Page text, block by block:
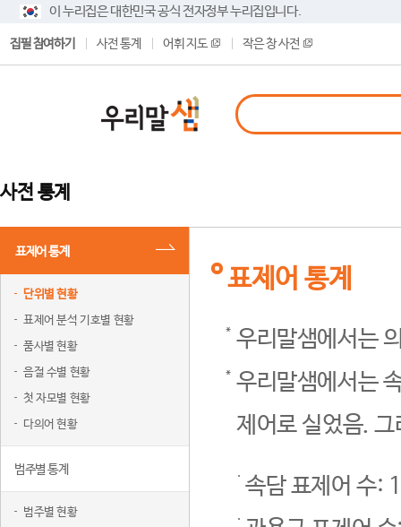
이 누리집은 대한민국 공식 전자정부 누리집입니다.
집필 참여하기 사전 통계 어휘 지도 작은 창 사전
사전 통계
표제어 통계
단위별 현황
표제어 분석 기호별 현황
품사별 현황
음절 수별 현황
첫 자모별 현황
다의어 현황
범주별 통계
범주별 현황
표제어 통계
우리말샘에서는
우리말샘에서는
제어로 실었음.
속담 표제어 수: